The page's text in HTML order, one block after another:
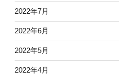
2022年7月
2022年6月
2022年5月
2022年4月